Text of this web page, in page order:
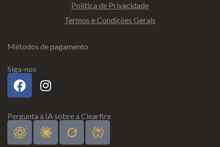
Política de Privacidade
Termos e Condições Gerais
Métodos de pagamento
Siga-nos
Pergunta à IA sobre a Clearfire